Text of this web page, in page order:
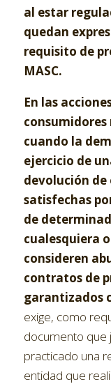
al estar
quedan
requisito de
MASC.
En las
consumidores
cuando la
ejercicio de
devolución
satisfechas
de
cualesquiera
consideren
contratos de
garantizados
exige, como
documento que
practicado una
entidad que